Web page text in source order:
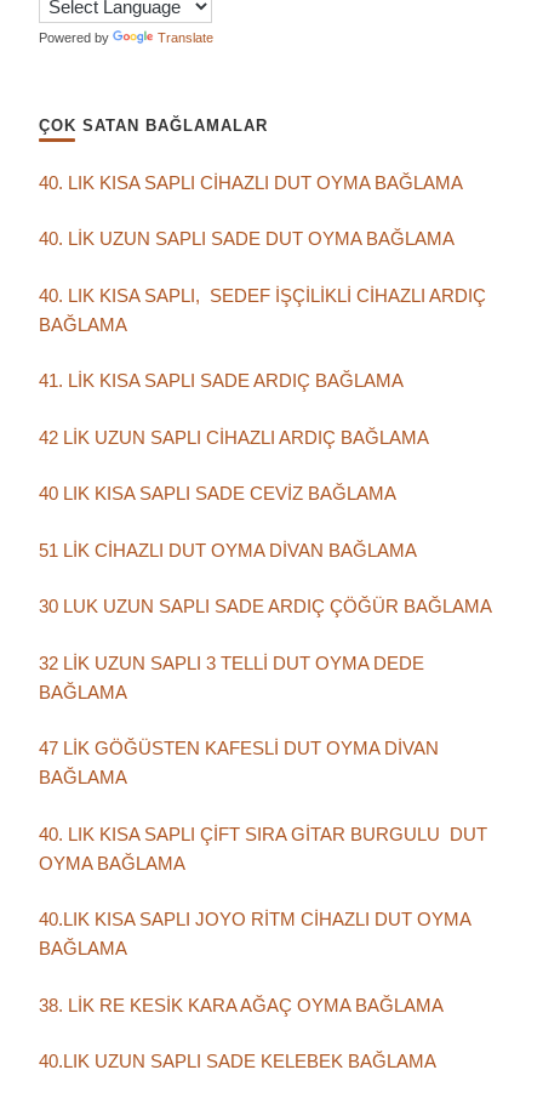
Powered by Translate
ÇOK SATAN BAĞLAMALAR
40. LIK KISA SAPLI CİHAZLI DUT OYMA BAĞLAMA
40. LİK UZUN SAPLI SADE DUT OYMA BAĞLAMA
40. LIK KISA SAPLI, SEDEF İŞÇİLİKLİ CİHAZLI ARDIÇ
BAĞLAMA
41. LİK KISA SAPLI SADE ARDIÇ BAĞLAMA
42 LİK UZUN SAPLI CİHAZLI ARDIÇ BAĞLAMA
40 LIK KISA SAPLI SADE CEVİZ BAĞLAMA
51 LİK CİHAZLI DUT OYMA DİVAN BAĞLAMA
30 LUK UZUN SAPLI SADE ARDIÇ ÇÖĞÜR BAĞLAMA
32 LİK UZUN SAPLI 3 TELLİ DUT OYMA DEDE
BAĞLAMA
47 LİK GÖĞÜSTEN KAFESLİ DUT OYMA DİVAN
BAĞLAMA
40. LIK KISA SAPLI ÇİFT SIRA GİTAR BURGULU DUT
OYMA BAĞLAMA
40.LIK KISA SAPLI JOYO RİTM CİHAZLI DUT OYMA
BAĞLAMA
38. LİK RE KESİK KARA AĞAÇ OYMA BAĞLAMA
40.LIK UZUN SAPLI SADE KELEBEK BAĞLAMA